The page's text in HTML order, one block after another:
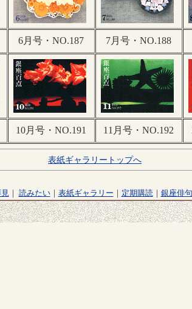
6月号・NO.187 7月号・NO.188
10月号・NO.191 11月号・NO.192
表紙ギャラリートップへ
｜ 読みたい｜ 表紙ギャラリー ｜ 定期購読｜ 銀座俳句